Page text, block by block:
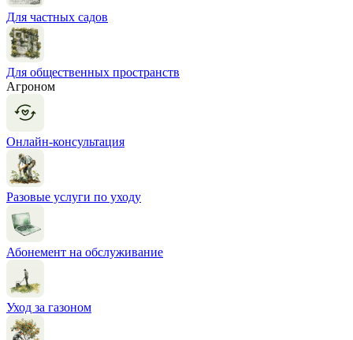
Для частных садов
Для общественных пространств
Агроном
Онлайн-консультация
Разовые услуги по уходу
Абонемент на обслуживание
Уход за газоном